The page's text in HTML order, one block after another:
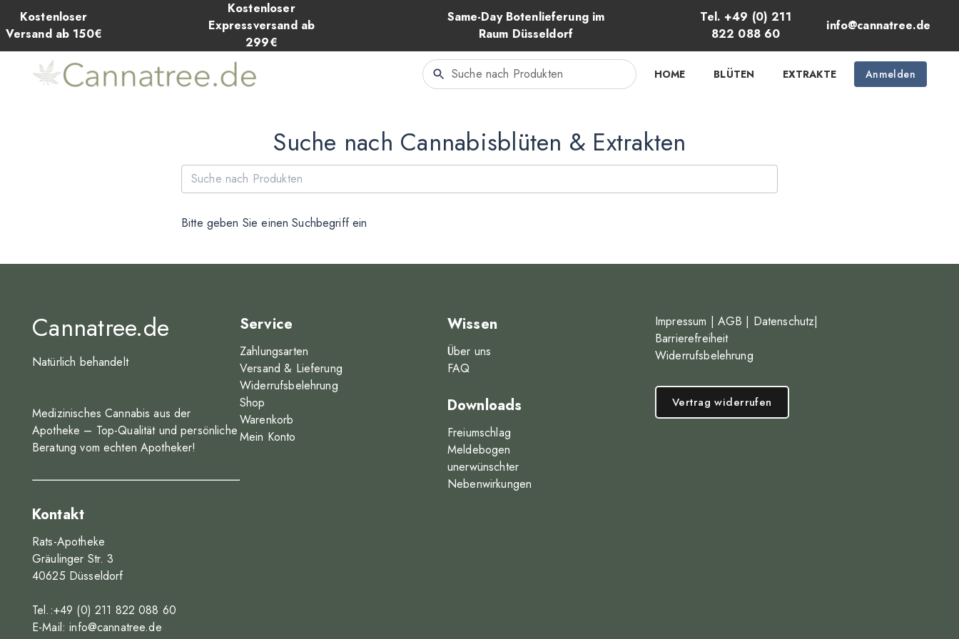
Kostenloser
Versand ab 150€
Kostenloser
Expressversand ab
299€
Same-Day Botenlieferung im
Raum Düsseldorf
Tel. +49 (0) 211
822 088 60
info@cannatree.de
HOME BLÜTEN EXTRAKTE Anmelden
Suche nach Cannabisblüten & Extrakten
Bitte geben Sie einen Suchbegriff ein
Cannatree.de
Natürlich behandelt
Medizinisches Cannabis aus der
Apotheke – Top-Qualität und persönliche
Beratung vom echten Apotheker!
Kontakt
Rats-Apotheke
Gräulinger Str. 3
40625 Düsseldorf
Tel.:+49 (0) 211 822 088 60
E-Mail:info@cannatree.de
Service
Zahlungsarten
Versand & Lieferung
Widerrufsbelehrung
Shop
Warenkorb
Mein Konto
Wissen
Über uns
FAQ
Downloads
Freiumschlag
Meldebogen
unerwünschter
Nebenwirkungen
Impressum | AGB | Datenschutz|
Barrierefreiheit
Widerrufsbelehrung
Vertrag widerrufen